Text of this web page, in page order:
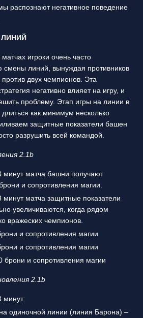
распознают негативное поведение
игроки очень часто
смены линий, вынуждая противников
двух чемпионов. Эта
негативно влияет на игру, и
проблему. Этап игры на линии в
как минимум несколько
защитные показатели башен
разрушить всей командой.
2.1b
минут матча башни получают
и сопротивления магии.
минут матча защитные показатели
увеличиваются, когда рядом
вражеских чемпионов.
и сопротивления магии
и сопротивления магии
брони и сопротивления магии
2.1b
минут:
одиночной линии (линия Барона) –